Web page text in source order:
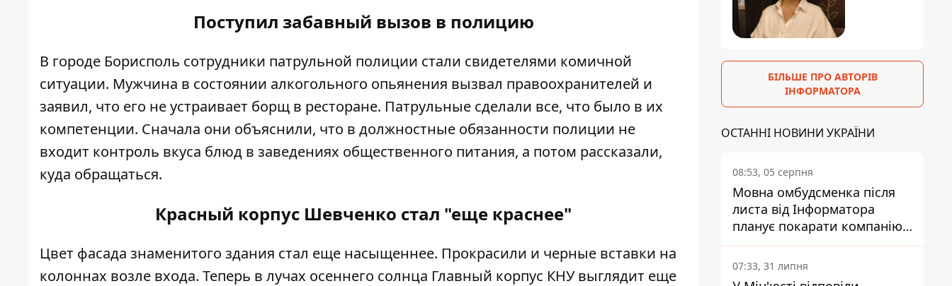
Поступил забавный вызов в полицию
В городе Борисполь сотрудники патрульной полиции стали свидетелями комичной
ситуации. Мужчина в состоянии алкогольного опьянения вызвал правоохранителей и
заявил, что его не устраивает борщ в ресторане. Патрульные сделали все, что было в их
компетенции. Сначала они объяснили, что в должностные обязанности полиции не
входит контроль вкуса блюд в заведениях общественного питания, а потом рассказали,
куда обращаться.
Красный корпус Шевченко стал "еще краснее"
Цвет фасада знаменитого здания стал еще насыщеннее. Прокрасили и черные вставки на
колоннах возле входа. Теперь в лучах осеннего солнца Главный корпус КНУ выглядит еще
БІЛЬШЕ ПРО АВТОРІВ
ІНФОРМАТОРА
ОСТАННІ НОВИНИ УКРАЇНИ
08:53, 05 серпня
Мовна омбудсменка після
листа від Інформатора
планує покарати компанію-
підрядника ПриватБанку
07:33, 31 липня